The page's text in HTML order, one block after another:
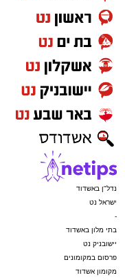
נדל"ן באשדוד
ישראל נט
-
בתי מלון באשדוד
יישובניק נט
פרסום במקומונים
מקומון אשדוד